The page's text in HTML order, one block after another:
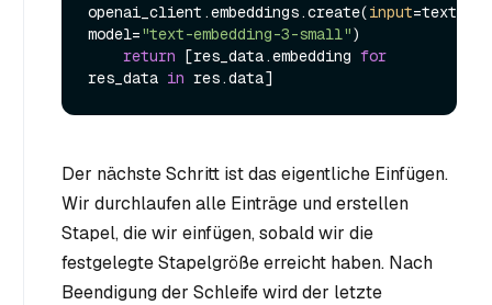
openai_client.embeddings.create(input=texts,
model="text-embedding-3-small")
return [res_data.embedding for
res_data in
Der nächste Schritt ist das eigentliche Einfügen.
Wir durchlaufen alle Einträge und erstellen
Stapel, die wir einfügen, sobald wir die
festgelegte Stapelgröße erreicht haben. Nach
Beendigung der Schleife wird der letzte